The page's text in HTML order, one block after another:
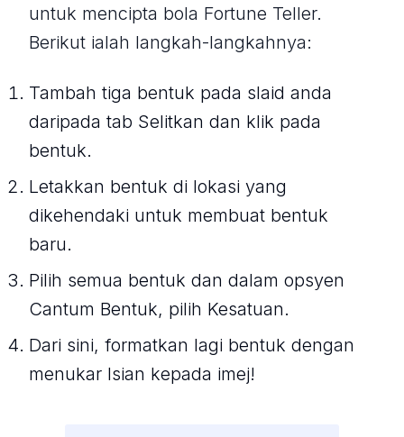
untuk mencipta bola Fortune Teller.
Berikut ialah langkah-langkahnya:
Tambah tiga bentuk pada slaid anda
daripada tab Selitkan dan klik pada
bentuk.
Letakkan bentuk di lokasi yang
dikehendaki untuk membuat bentuk
baru.
Pilih semua bentuk dan dalam opsyen
Cantum Bentuk, pilih Kesatuan.
Dari sini, formatkan lagi bentuk dengan
menukar Isian kepada imej!